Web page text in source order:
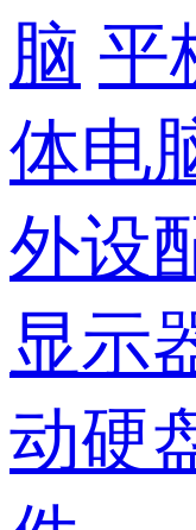
脑 平
体电
外设
显示
动硬